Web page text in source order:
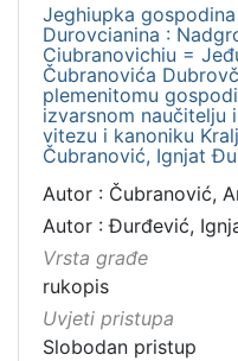
Jeghiupka
Durovcianina :
Ciubranovichiu =
Čubranovića
plemenitomu
izvarsnom naučitelju
vitezu i kanoniku
Čubranović, Ignjat
Autor : Čubranović,
Autor : Đurđević,
Vrsta građe
rukopis
Uvjeti pristupa
Slobodan pristup